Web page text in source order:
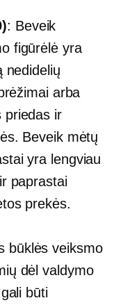
: Beveik
figūrėlė yra
nedidelių
arba
priedas ir
Beveik mėtų
yra lengviau
paprastai
prekės.
būklės veiksmo
dėl valdymo
būti